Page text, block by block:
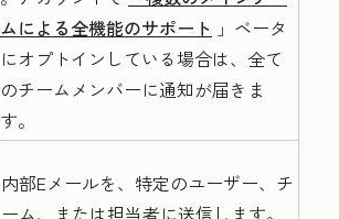
ムによる全機能のサポート 」ベータ
にオプトインしている場合は、全て
のチームメンバーに通知が届きま
す。
内部Eメールを、特定のユーザー、チ
ーム、または担当者に送信します。